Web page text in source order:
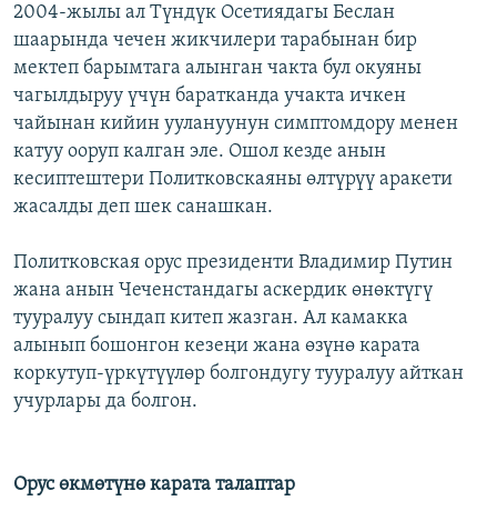
2004-жылы ал Түндүк Осетиядагы Беслан
шаарында чечен жикчилери тарабынан бир
мектеп барымтага алынган чакта бул окуяны
чагылдыруу үчүн баратканда учакта ичкен
чайынан кийин уулануунун симптомдору менен
катуу ооруп калган эле. Ошол кезде анын
кесиптештери Политковскаяны өлтүрүү аракети
жасалды деп шек санашкан.
Политковская орус президенти Владимир Путин
жана анын Чеченстандагы аскердик өнөктүгү
тууралуу сындап китеп жазган. Ал камакка
алынып бошонгон кезеңи жана өзүнө карата
коркутуп-үркүтүүлөр болгондугу тууралуу айткан
учурлары да болгон.
Орус өкмөтүнө карата талаптар